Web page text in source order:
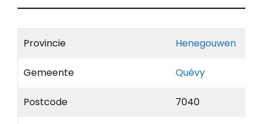
Provincie Henegouwen
Gemeente Quévy
Postcode 7040